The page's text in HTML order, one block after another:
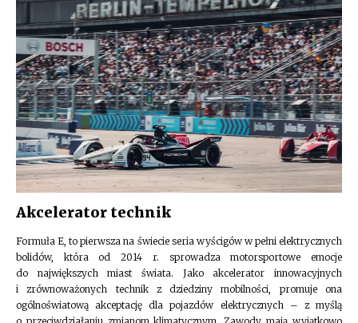
Akcelerator technik
Formuła E, to pierwsza na świecie seria wyścigów w pełni elektrycznych
bolidów, która od 2014 r. sprowadza motorsportowe emocje
do największych miast świata. Jako akcelerator innowacyjnych
i zrównoważonych technik z dziedziny mobilności, promuje ona
ogólnoświatową akceptację dla pojazdów elektrycznych – z myślą